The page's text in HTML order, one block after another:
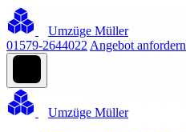
Umzüge Müller
01579-2644022 Angebot anfordern
Umzüge Müller